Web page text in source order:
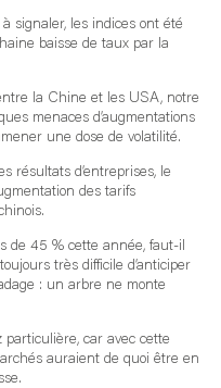
signaler, les indices ont été
baisse de taux par la
la Chine et les USA, notre
menaces d’augmentations
une dose de volatilité.
résultats d’entreprises, le
des tarifs
de 45 % cette année, faut-il
très difficile d’anticiper
: un arbre ne monte
car avec cette
auraient de quoi être en